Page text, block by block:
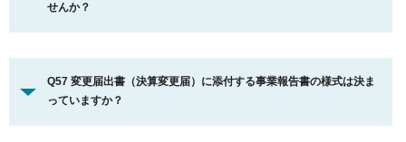
せんか？
Q57 変更届出書（決算変更届）に添付する事業報告書の様式は決ま
っていますか？